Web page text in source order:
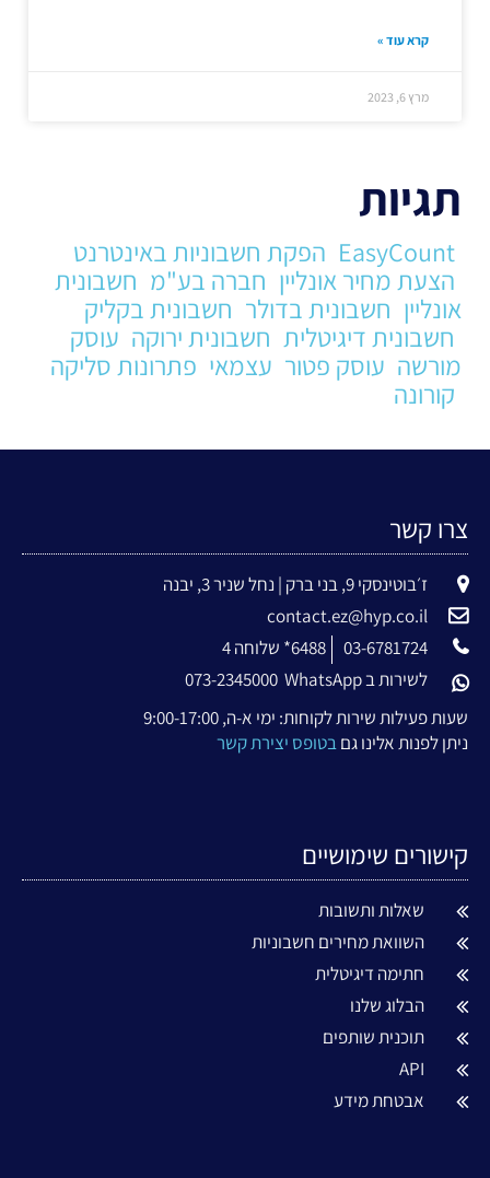
קרא עוד »
מרץ 6, 2023
תגיות
EasyCount הפקת חשבוניות באינטרנט
הצעת מחיר אונליין חברה בע"מ חשבונית
אונליין חשבונית בדולר חשבונית בקליק
חשבונית דיגיטלית חשבונית ירוקה עוסק
מורשה עוסק פטור עצמאי פתרונות סליקה
קורונה
צרו קשר
ז׳בוטינסקי 9, בני ברק | נחל שניר 3, יבנה
contact.ez@hyp.co.il
03-6781724
6488* שלוחה 4
לשירות ב WhatsApp
073-2345000
שעות פעילות שירות לקוחות: ימי א-ה, 9:00-17:00
ניתן לפנות אלינו גםבטופס יצירת קשר
קישורים שימושיים
שאלות ותשובות
השוואת מחירים חשבוניות
חתימה דיגיטלית
הבלוג שלנו
תוכנית שותפים
API
אבטחת מידע